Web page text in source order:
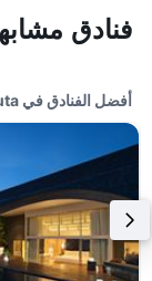
فنادق
أفضل الفنادق في North Kuta